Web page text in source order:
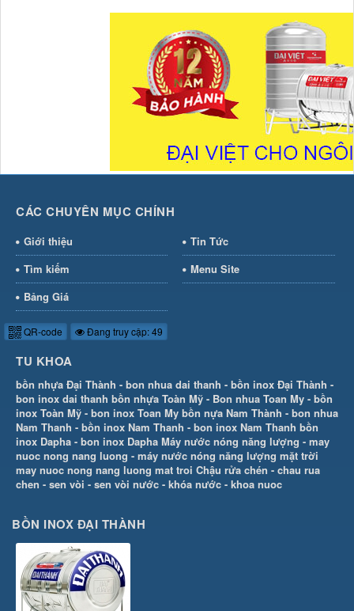
CÁC CHUYÊN MỤC CHÍNH
Giới thiệu
Tin Tức
Tìm kiếm
Menu Site
Bảng Giá
QR-code Đang truy cập: 49
TU KHOA
bồn nhựa Đại Thành - bon nhua dai thanh - bồn inox Đại Thành -
bon inox dai thanh bồn nhựa Toàn Mỹ - Bon nhua Toan My - bồn
inox Toàn Mỹ - bon inox Toan My bồn nựa Nam Thành - bon nhua
Nam Thanh - bồn inox Nam Thanh - bon inox Nam Thanh bồn
inox Dapha - bon inox Dapha Máy nước nóng năng lượng - may
nuoc nong nang luong - máy nước nóng năng lượng mặt trời
may nuoc nong nang luong mat troi Chậu rửa chén - chau rua
chen - sen vòi - sen vòi nước - khóa nước - khoa nuoc
BỒN INOX ĐẠI THÀNH